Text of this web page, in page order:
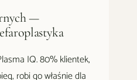
—
IQ. 80% klientek,
robi go właśnie dla